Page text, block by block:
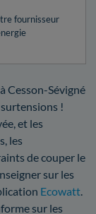
fournisseur
Cesson-Sévigné
!
et les
les
de couper le
sur les
Ecowatt.
sur les